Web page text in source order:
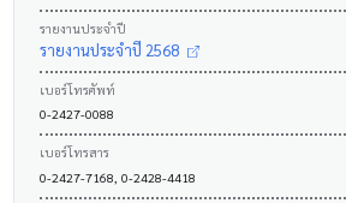
รายงานประจำปี
รายงานประจำปี 2568
เบอร์โทรศัพท์
0-2427-0088
เบอร์โทรสาร
0-2427-7168, 0-2428-4418